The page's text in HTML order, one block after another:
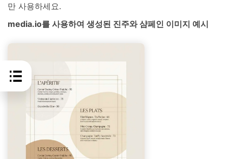
만 사용하세요.
media.io를 사용하여 생성된 진주와 샴페인 이미지 예시